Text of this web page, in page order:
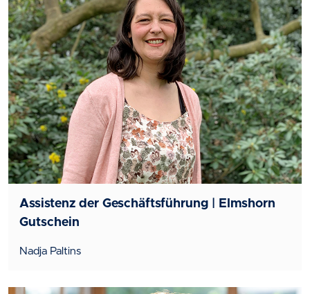
Assistenz der Geschäftsführung | Elmshorn
Gutschein
Nadja Paltins